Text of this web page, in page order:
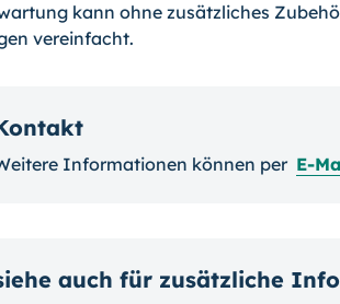
kann ohne zusätzliches
vereinfacht.
Informationen können per E-
auch für zusätzliche